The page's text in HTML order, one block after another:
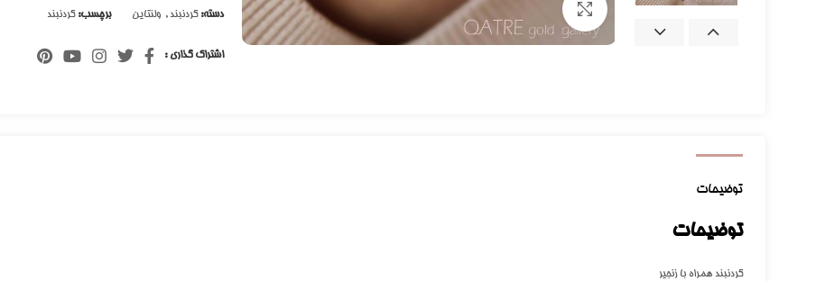
برای بزرگنمایی کلیک کنید
دسته: گردنبند , ولنتاین برچسب: گردنبند
اشتراک گذاری :
توضیحات
توضیحات
گردنبند همراه با زنجیر